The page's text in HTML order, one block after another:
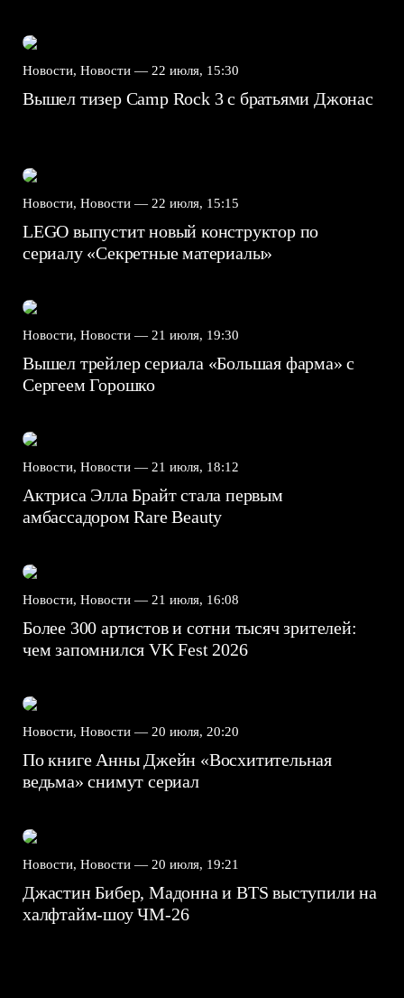
Новости, Новости — 22 июля, 15:30
Вышел тизер Camp Rock 3 с братьями Джонас
Новости, Новости — 22 июля, 15:15
LEGO выпустит новый конструктор по
сериалу «Секретные материалы»
Новости, Новости — 21 июля, 19:30
Вышел трейлер сериала «Большая фарма» с
Сергеем Горошко
Новости, Новости — 21 июля, 18:12
Актриса Элла Брайт стала первым
амбассадором Rare Beauty
Новости, Новости — 21 июля, 16:08
Более 300 артистов и сотни тысяч зрителей:
чем запомнился VK Fest 2026
Новости, Новости — 20 июля, 20:20
По книге Анны Джейн «Восхитительная
ведьма» снимут сериал
Новости, Новости — 20 июля, 19:21
Джастин Бибер, Мадонна и BTS выступили на
халфтайм-шоу ЧМ-26